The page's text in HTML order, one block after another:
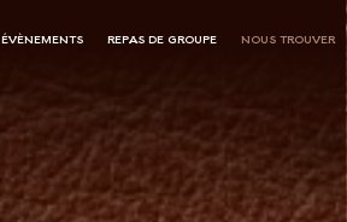
ÉVÈNEMENTS REPAS DE GROUPE NOUS TROUVER